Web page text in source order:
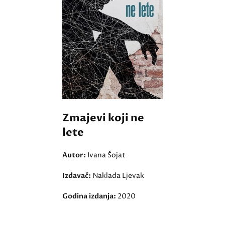
Zmajevi koji ne
lete
Autor: Ivana Šojat
Izdavač: Naklada Ljevak
Godina izdanja: 2020